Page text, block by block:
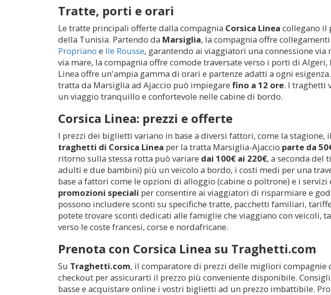
Tratte, porti e orari
Le tratte principali offerte dalla compagnia Corsica Linea collegano il
della Tunisia. Partendo da Marsiglia, la compagnia offre
Propriano e Ile Rousse, garantendo ai viaggiatori una connessione
via mare, la compagnia offre comode traversate verso i porti di Algeri,
Linea offre un'ampia gamma di orari e partenze adatti a ogni
tratta da Marsiglia ad Ajaccio può impiegare fino a 12 ore. I traghetti
un viaggio tranquillo e confortevole nelle cabine di bordo.
Corsica Linea: prezzi e offerte
I prezzi dei biglietti variano in base a diversi fattori, come la
traghetti di Corsica Linea per la tratta Marsiglia-Ajaccio parte da
ritorno sulla stessa rotta può variare dai 100€ ai 220€, a seconda del
adulti e due bambini) più un veicolo a bordo, i costi medi per una
base a fattori come le opzioni di alloggio (cabine o poltrone) e i
promozioni speciali per consentire ai viaggiatori di risparmiare e
possono includere sconti su specifiche tratte, pacchetti familiari,
potete trovare sconti dedicati alle famiglie che viaggiano con
verso le coste francesi, corse e nordafricane.
Prenota con Corsica Linea su Traghetti.com
Su Traghetti.com, il comparatore di prezzi delle migliori
checkout per assicurarti il prezzo più conveniente disponibile.
basse e acquistare online i vostri biglietti ad un prezzo imbattibile.